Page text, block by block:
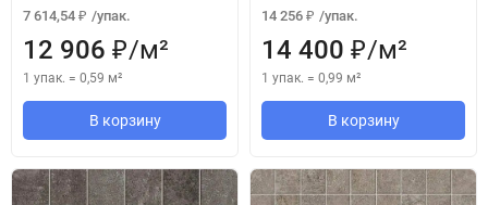
7 614,54 ₽ /упак.
12 906 ₽/м²
1 упак. = 0,59 м²
В корзину
14 256 ₽ /упак.
14 400 ₽/м²
1 упак. = 0,99 м²
В корзину